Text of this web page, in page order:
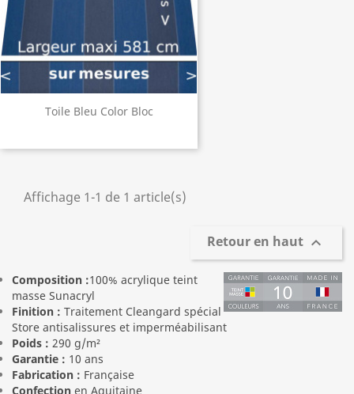
Toile Bleu Color Bloc
Affichage 1-1 de 1 article(s)
Retour en haut 
Composition :100% acrylique teint
masse Sunacryl
Finition : Traitement Cleangard spécial
Store antisalissures et imperméabilisant
Poids : 290 g/m²
Garantie : 10 ans
Fabrication : Française
Confection en Aquitaine